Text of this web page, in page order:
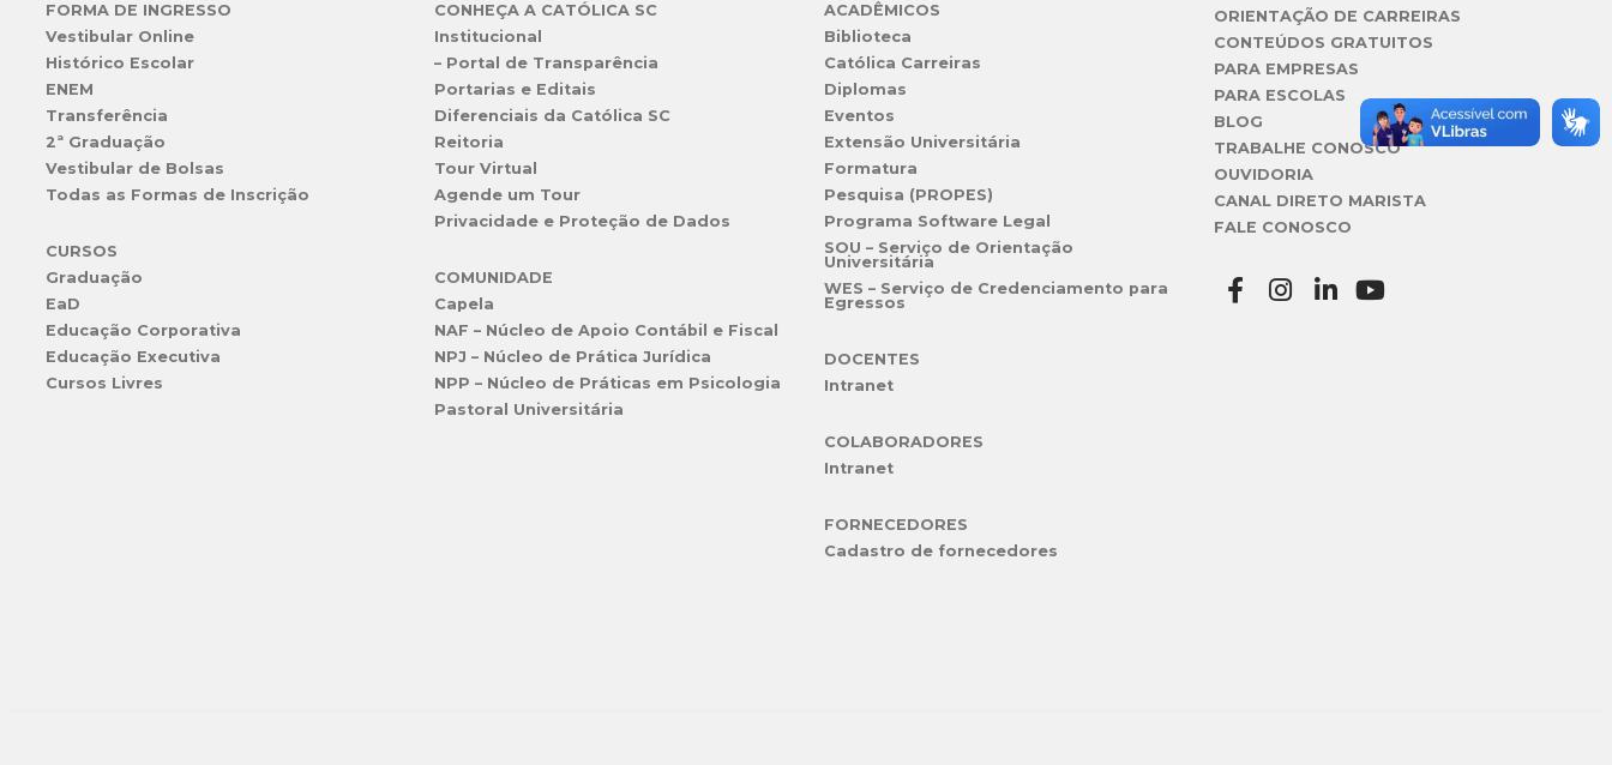
FORMA DE INGRESSO
Vestibular Online
Histórico Escolar
ENEM
Transferência
2ª Graduação
Vestibular de Bolsas
Todas as Formas de Inscrição
CURSOS
Graduação
EaD
Educação Corporativa
Educação Executiva
Cursos Livres
CONHEÇA A CATÓLICA SC
Institucional
– Portal de Transparência
Portarias e Editais
Diferenciais da Católica SC
Reitoria
Tour Virtual
Agende um Tour
Privacidade e Proteção de Dados
COMUNIDADE
Capela
NAF – Núcleo de Apoio Contábil e Fiscal
NPJ – Núcleo de Prática Jurídica
NPP – Núcleo de Práticas em Psicologia
Pastoral Universitária
ACADÊMICOS
Biblioteca
Católica Carreiras
Diplomas
Eventos
Extensão Universitária
Formatura
Pesquisa (PROPES)
Programa Software Legal
SOU – Serviço de Orientação
Universitária
WES – Serviço de Credenciamento para
Egressos
DOCENTES
Intranet
COLABORADORES
Intranet
FORNECEDORES
Cadastro de fornecedores
ORIENTAÇÃO DE CARREIRAS
CONTEÚDOS GRATUITOS
PARA EMPRESAS
PARA ESCOLAS
BLOG
TRABALHE CONOSCO
OUVIDORIA
CANAL DIRETO MARISTA
FALE CONOSCO